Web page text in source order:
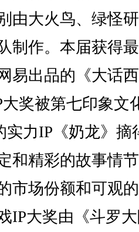
由大火鸟、绿怪
制作。本届获得
易出品的《大话
奖被第七印象文
实力IP《奶龙》摘
和精彩的故事情
市场份额和可观
IP大奖由《斗罗